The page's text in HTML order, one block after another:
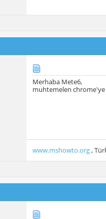
Merhaba Mete6,
muhtemelen
www.mshowto.org,